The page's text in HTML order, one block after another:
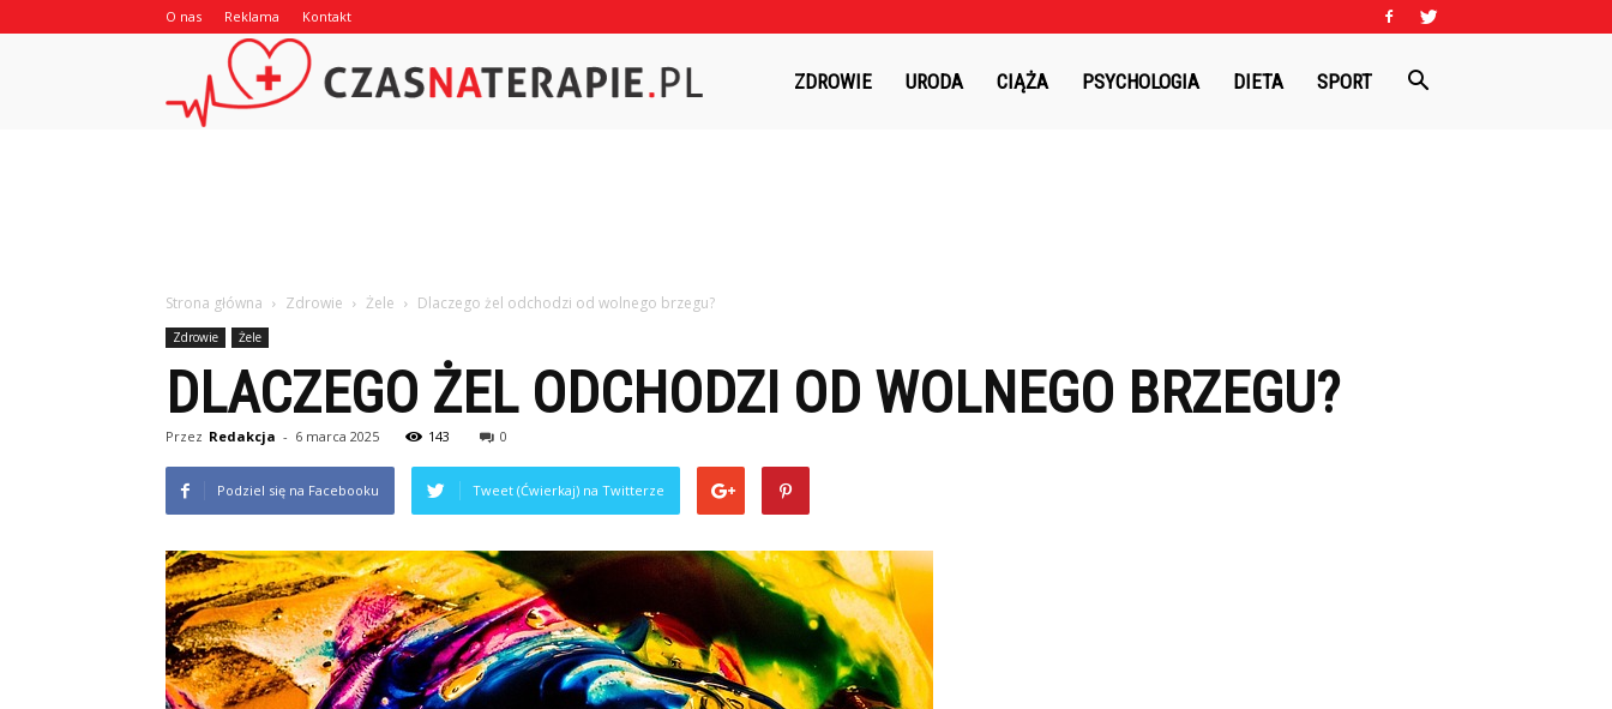
O nas Reklama Kontakt
Czasnaterapie.plZDROWIE URODA CIĄŻA PSYCHOLOGIA DIETA SPORT
Strona główna Zdrowie Żele Dlaczego żel odchodzi od wolnego brzegu?
Zdrowie Żele
DLACZEGO ŻEL ODCHODZI OD WOLNEGO BRZEGU?
Przez Redakcja - 6 marca 2025 143 0
Podziel się na Facebooku Tweet (Ćwierkaj) na Twitterze